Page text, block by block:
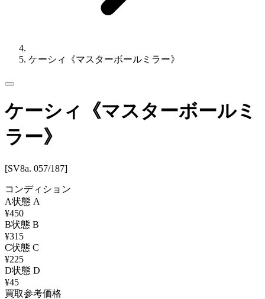
ケーシィ《マスターボールミラー》
ケーシィ《マスターボールミ
ラー》
[SV8a. 057/187]
コンディション
A状態 A
¥450
B状態 B
¥315
C状態 C
¥225
D状態 D
¥45
買取参考価格